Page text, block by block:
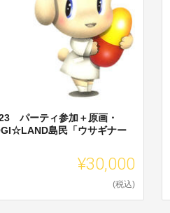
パーティ参加＋原画・
島民「ウサギナー
¥30,000
(税込)